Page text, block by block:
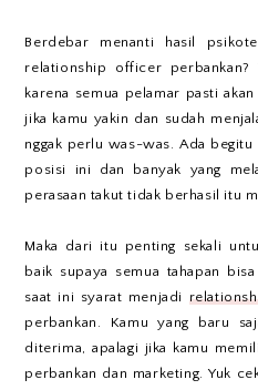
Berdebar menanti hasil
relationship officer perbankan?
karena semua pelamar pasti
jika kamu yakin dan sudah
nggak perlu was-was. Ada
posisi ini dan banyak yang
perasaan takut tidak berhasil itu
Maka dari itu penting sekali
baik supaya semua tahapan
saat ini syarat menjadi
perbankan. Kamu yang baru
diterima, apalagi jika kamu
perbankan dan marketing. Yuk